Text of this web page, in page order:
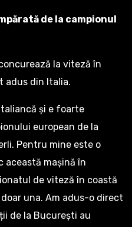
de la campionul
la viteză în
adus din Italia.
și e foarte
european de la
Pentru mine este o
această mașină în
de viteză în coastă
una. Am adus-o direct
de la București au